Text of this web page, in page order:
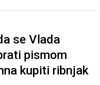
se Vlada
pismom
kupiti ribnjak